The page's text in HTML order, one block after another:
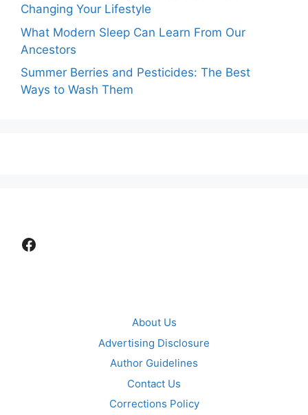
Changing Your Lifestyle
What Modern Sleep Can Learn From Our
Ancestors
Summer Berries and Pesticides: The Best
Ways to Wash Them
Facebook
About Us
Advertising Disclosure
Author Guidelines
Contact Us
Corrections Policy